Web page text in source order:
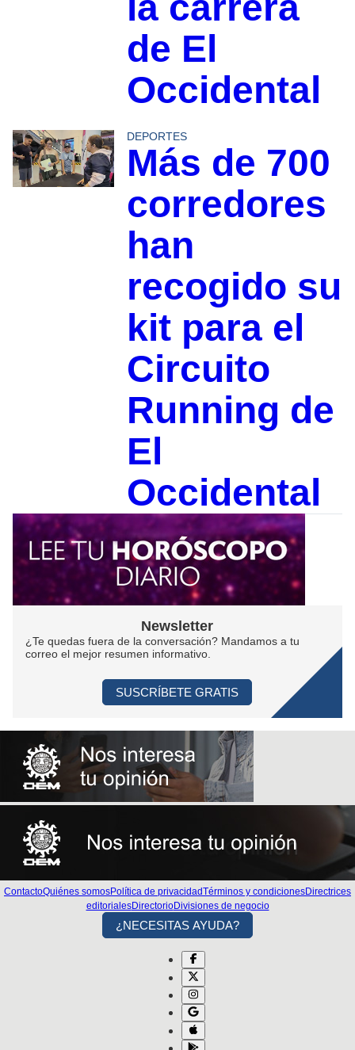
de El
Occidental
DEPORTES
Más de 700
corredores
han
recogido su
kit para el
Circuito
Running de
El
Occidental
Newsletter
¿Te quedas fuera de la conversación? Mandamos a tu
correo el mejor resumen informativo.
SUSCRÍBETE GRATIS
ContactoQuiénes somosPolítica de privacidadTérminos y condicionesDirectrices
editorialesDirectorioDivisiones de negocio
¿NECESITAS AYUDA?